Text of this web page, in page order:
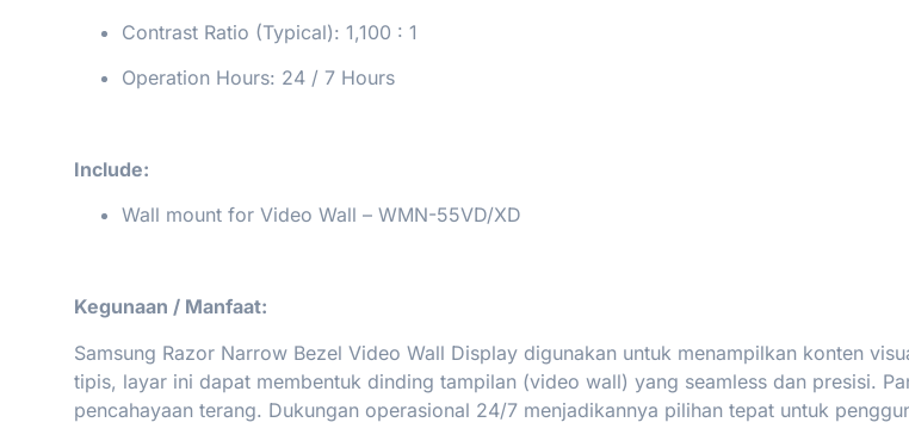
Contrast Ratio (Typical): 1,100 : 1
Operation Hours: 24 / 7 Hours
Include:
Wall mount for Video Wall – WMN-55VD/XD
Kegunaan / Manfaat:
Samsung Razor Narrow Bezel Video Wall Display digunakan untuk menampilkan konten
tipis, layar ini dapat membentuk dinding tampilan (video wall) yang seamless dan presisi.
pencahayaan terang. Dukungan operasional 24/7 menjadikannya pilihan tepat untuk